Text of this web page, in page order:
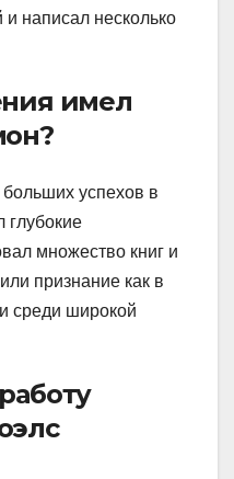
написал несколько
имел
успехов в
глубокие
множество книг и
признание как в
среди широкой